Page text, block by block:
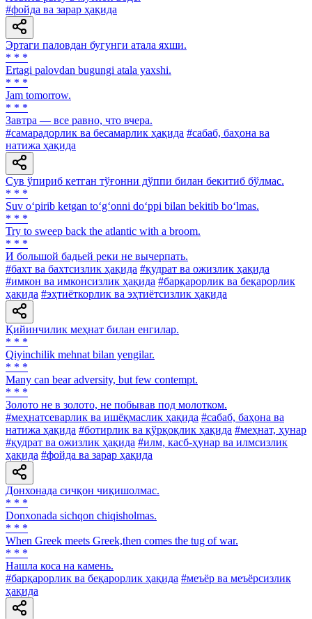
#фойда ва зарар ҳақида
Эртаги паловдан бугунги атала яхши.
* * *
Ertagi palovdan bugungi atala yaxshi.
* * *
Jam tomorrow.
* * *
Завтра — все равно, что вчера.
#самарадорлик ва бесамарлик ҳақида #сабаб, баҳона ва
натижа ҳақида
Сув ўпириб кетган тўғонни дўппи билан бекитиб бўлмас.
* * *
Suv o‘pirib ketgan to‘g‘onni do‘ppi bilan bekitib bo‘lmas.
* * *
Try to sweep back the atlantic with a broom.
* * *
И большой бадьей реки не вычерпать.
#бахт ва бахтсизлик ҳақида #қудрат ва ожизлик ҳақида
#имкон ва имконсизлик ҳақида #барқарорлик ва беқарорлик
ҳақида #эҳтиёткорлик ва эҳтиётсизлик ҳақида
Қийинчилик меҳнат билан енгилар.
* * *
Qiyinchilik mehnat bilan yengilar.
* * *
Many can bear adversity, but few contempt.
* * *
Золото не в золото, не побывав под молотком.
#меҳнатсеварлик ва ишёқмаслик ҳақида #сабаб, баҳона ва
натижа ҳақида #ботирлик ва қўрқоқлик ҳақида #меҳнат, ҳунар
#қудрат ва ожизлик ҳақида #илм, касб-ҳунар ва илмсизлик
ҳақида #фойда ва зарар ҳақида
Донхонада сичқон чиқишолмас.
* * *
Donxonada sichqon chiqisholmas.
* * *
When Greek meets Greek,then comes the tug of war.
* * *
Нашла коса на камень.
#барқарорлик ва беқарорлик ҳақида #меъёр ва меъёрсизлик
ҳақида